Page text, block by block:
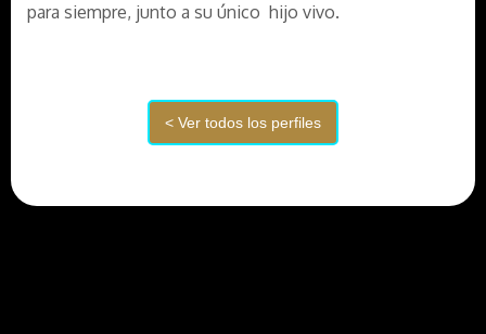
para siempre, junto a su único hijo vivo.